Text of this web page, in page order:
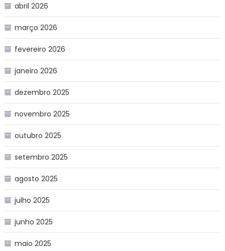
abril 2026
março 2026
fevereiro 2026
janeiro 2026
dezembro 2025
novembro 2025
outubro 2025
setembro 2025
agosto 2025
julho 2025
junho 2025
maio 2025